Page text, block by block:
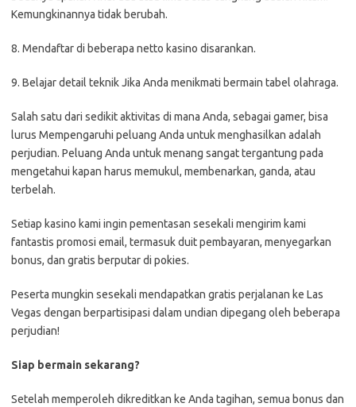
Kemungkinannya tidak berubah.
8. Mendaftar di beberapa netto kasino disarankan.
9. Belajar detail teknik Jika Anda menikmati bermain tabel olahraga.
Salah satu dari sedikit aktivitas di mana Anda, sebagai gamer, bisa
lurus Mempengaruhi peluang Anda untuk menghasilkan adalah
perjudian. Peluang Anda untuk menang sangat tergantung pada
mengetahui kapan harus memukul, membenarkan, ganda, atau
terbelah.
Setiap kasino kami ingin pementasan sesekali mengirim kami
fantastis promosi email, termasuk duit pembayaran, menyegarkan
bonus, dan gratis berputar di pokies.
Peserta mungkin sesekali mendapatkan gratis perjalanan ke Las
Vegas dengan berpartisipasi dalam undian dipegang oleh beberapa
perjudian!
Siap bermain sekarang?
Setelah memperoleh dikreditkan ke Anda tagihan, semua bonus dan